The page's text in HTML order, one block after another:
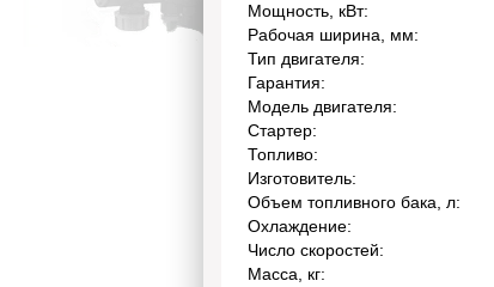
Мощность, кВт:
Рабочая ширина, мм:
Тип двигателя:
Гарантия:
Модель двигателя:
Стартер:
Топливо:
Изготовитель:
Объем топливного бака, л:
Охлаждение:
Число скоростей:
Масса, кг: